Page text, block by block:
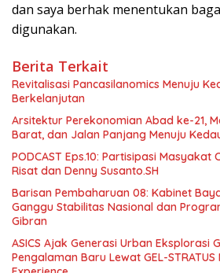
dan saya berhak menentukan
digunakan.
Berita Terkait
Revitalisasi Pancasilanomics Menuju
Berkelanjutan
Arsitektur Perekonomian Abad ke-21,
Barat, dan Jalan Panjang Menuju
PODCAST Eps.10: Partisipasi Masyakat
Risat dan Denny Susanto.SH
Barisan Pembaharuan 08: Kabinet
Ganggu Stabilitas Nasional dan
Gibran
ASICS Ajak Generasi Urban Eksplorasi
Pengalaman Baru Lewat GEL-STRATUS